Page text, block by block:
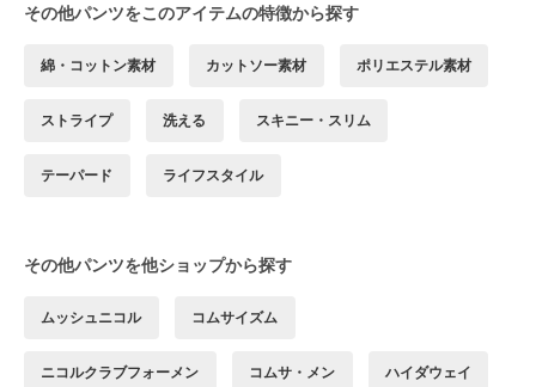
その他パンツをこのアイテムの特徴から探す
綿・コットン素材 カットソー素材 ポリエステル素材
ストライプ 洗える スキニー・スリム
テーパード ライフスタイル
その他パンツを他ショップから探す
ムッシュニコル コムサイズム
ニコルクラブフォーメン コムサ・メン ハイダウェイ